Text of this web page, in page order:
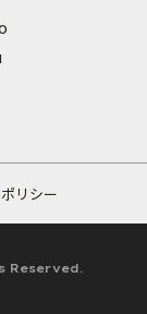
リシー
Reserved.